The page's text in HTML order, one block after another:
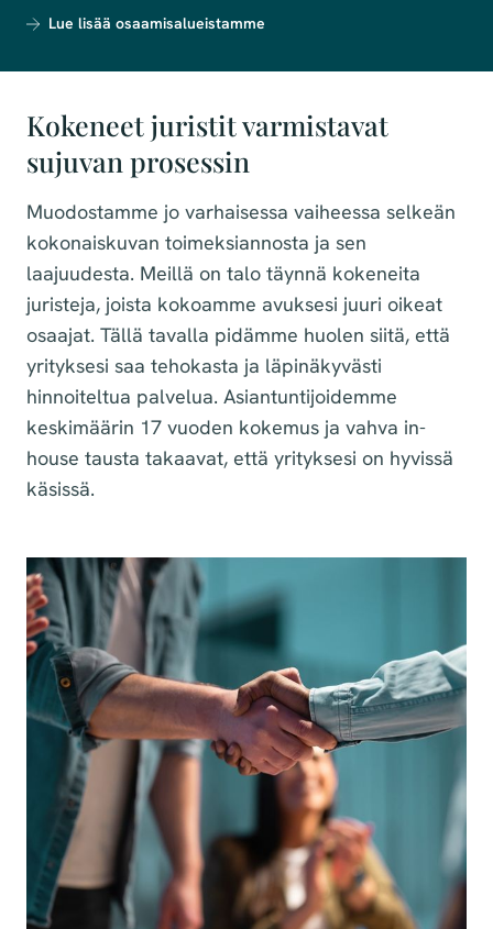
Lue lisää osaamisalueistamme
Kokeneet juristit varmistavat
sujuvan prosessin
Muodostamme jo varhaisessa vaiheessa selkeän
kokonaiskuvan toimeksiannosta ja sen
laajuudesta. Meillä on talo täynnä kokeneita
juristeja, joista kokoamme avuksesi juuri oikeat
osaajat. Tällä tavalla pidämme huolen siitä, että
yrityksesi saa tehokasta ja läpinäkyvästi
hinnoiteltua palvelua. Asiantuntijoidemme
keskimäärin 17 vuoden kokemus ja vahva in-
house tausta takaavat, että yrityksesi on hyvissä
käsissä.